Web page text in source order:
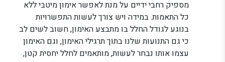
מספיק רחבי ידיים על מנת לאפשר אימון מיטבי ללא
כל התאמות. במידה ויש צורך לעשות התפשרויות
בנוגע לגודל החלל בו מתבצע האימון, חשוב לשים לב
כי גם התנועות שלנו בתוך תרגילי האימון, וגם האימון
עצמו אותו נבחר לעשות, מותאמים לחלל יחסית קטן,